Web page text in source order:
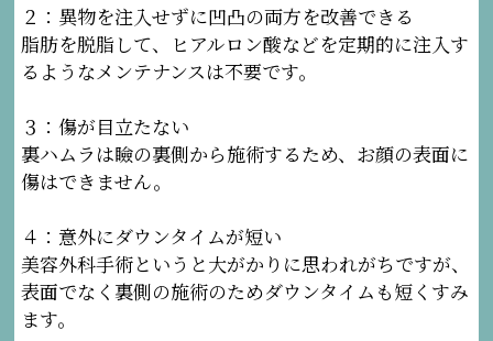
２：異物を注入せずに凹凸の両方を改善できる
脂肪を脱脂して、ヒアルロン酸などを定期的に注入す
るようなメンテナンスは不要です。
３：傷が目立たない
裏ハムラは瞼の裏側から施術するため、お顔の表面に
傷はできません。
４：意外にダウンタイムが短い
美容外科手術というと大がかりに思われがちですが、
表面でなく裏側の施術のためダウンタイムも短くすみ
ます。